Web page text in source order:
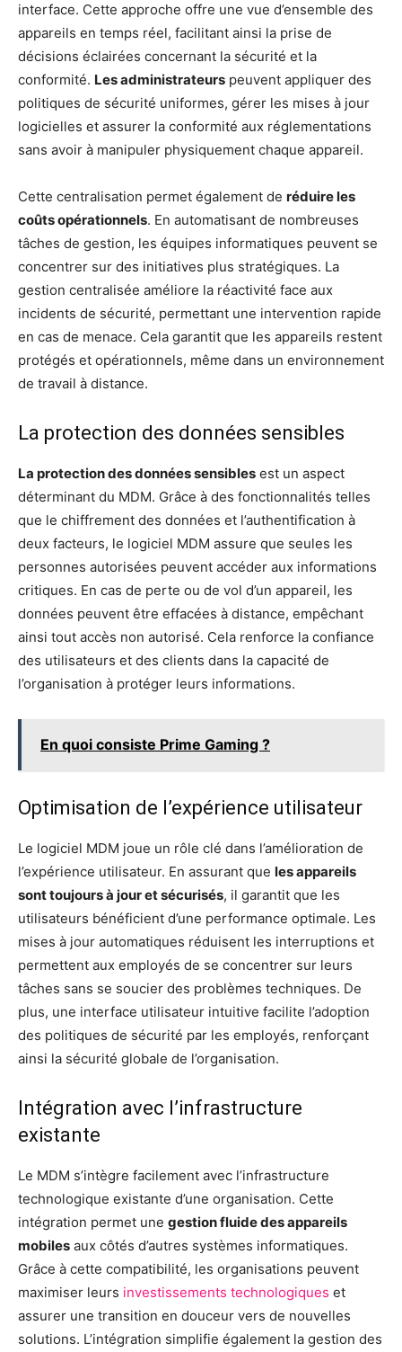
interface. Cette approche offre une vue d’ensemble des
appareils en temps réel, facilitant ainsi la prise de
décisions éclairées concernant la sécurité et la
conformité. Les administrateurs peuvent appliquer des
politiques de sécurité uniformes, gérer les mises à jour
logicielles et assurer la conformité aux réglementations
sans avoir à manipuler physiquement chaque appareil.
Cette centralisation permet également de réduire les
coûts opérationnels. En automatisant de nombreuses
tâches de gestion, les équipes informatiques peuvent se
concentrer sur des initiatives plus stratégiques. La
gestion centralisée améliore la réactivité face aux
incidents de sécurité, permettant une intervention rapide
en cas de menace. Cela garantit que les appareils restent
protégés et opérationnels, même dans un environnement
de travail à distance.
La protection des données sensibles
La protection des données sensibles est un aspect
déterminant du MDM. Grâce à des fonctionnalités telles
que le chiffrement des données et l’authentification à
deux facteurs, le logiciel MDM assure que seules les
personnes autorisées peuvent accéder aux informations
critiques. En cas de perte ou de vol d’un appareil, les
données peuvent être effacées à distance, empêchant
ainsi tout accès non autorisé. Cela renforce la confiance
des utilisateurs et des clients dans la capacité de
l’organisation à protéger leurs informations.
En quoi consiste Prime Gaming ?
Optimisation de l’expérience utilisateur
Le logiciel MDM joue un rôle clé dans l’amélioration de
l’expérience utilisateur. En assurant que les appareils
sont toujours à jour et sécurisés, il garantit que les
utilisateurs bénéficient d’une performance optimale. Les
mises à jour automatiques réduisent les interruptions et
permettent aux employés de se concentrer sur leurs
tâches sans se soucier des problèmes techniques. De
plus, une interface utilisateur intuitive facilite l’adoption
des politiques de sécurité par les employés, renforçant
ainsi la sécurité globale de l’organisation.
Intégration avec l’infrastructure
existante
Le MDM s’intègre facilement avec l’infrastructure
technologique existante d’une organisation. Cette
intégration permet une gestion fluide des appareils
mobiles aux côtés d’autres systèmes informatiques.
Grâce à cette compatibilité, les organisations peuvent
maximiser leurs investissements technologiques et
assurer une transition en douceur vers de nouvelles
solutions. L’intégration simplifie également la gestion des